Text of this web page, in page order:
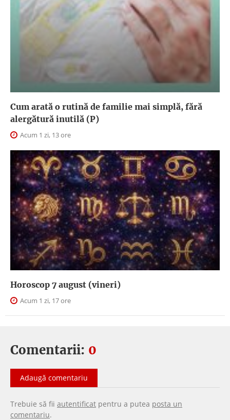
Cum arată o rutină de familie mai simplă, fără
alergătură inutilă (P)
Acum 1 zi, 13 ore
Horoscop 7 august (vineri)
Acum 1 zi, 17 ore
Comentarii: 0
Adaugă comentariu
Trebuie să fii autentificat pentru a putea posta un
comentariu.